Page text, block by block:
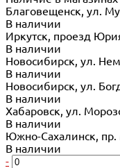
Благовещенск, ул.
В наличии
Иркутск, проезд
В наличии
Новосибирск, ул.
В наличии
Новосибирск, ул.
В наличии
Хабаровск, ул.
В наличии
Южно-Сахалинск,
В наличии
-